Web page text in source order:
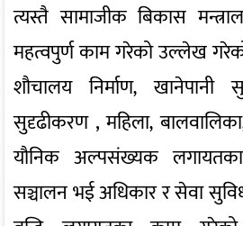
त्यस्तै सामाजीक बिकास
महत्वपुर्ण काम गरेको उल्लेख
शौचालय निर्माण‚ खानेपानी
सुदृढीकरण , महिला‚ बालवालिका‚
यौनिक अल्पसंख्यक लगायतका
सञ्चालन भई अधिकार र सेवा